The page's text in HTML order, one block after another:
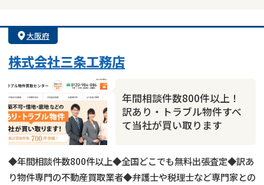
大阪府
株式会社三条工務店
年間相談件数800件以上！
訳あり・トラブル物件すべ
て当社が買い取ります
◆年間相談件数800件以上◆全国どこでも無料出張査定◆訳あ
り物件専門の不動産買取業者◆弁護士や税理士など専門家との